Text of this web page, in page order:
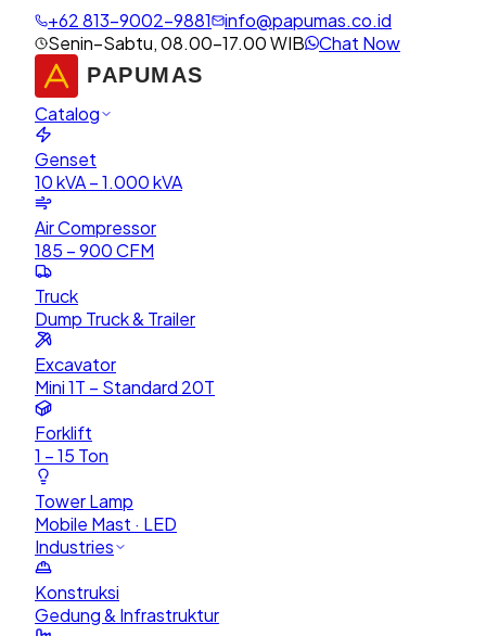
+62 813-9002-9881
info@papumas.co.id
Senin–Sabtu, 08.00–17.00 WIB
Chat Now
Catalog
Genset
10 kVA – 1.000 kVA
Air Compressor
185 – 900 CFM
Truck
Dump Truck & Trailer
Excavator
Mini 1T – Standard 20T
Forklift
1 – 15 Ton
Tower Lamp
Mobile Mast · LED
Industries
Konstruksi
Gedung & Infrastruktur